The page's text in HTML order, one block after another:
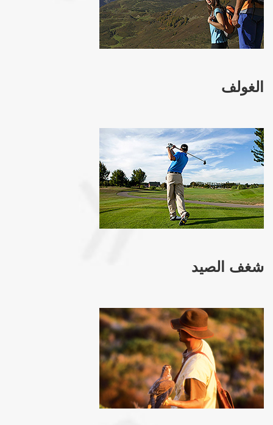
الغولف
شغف الصيد